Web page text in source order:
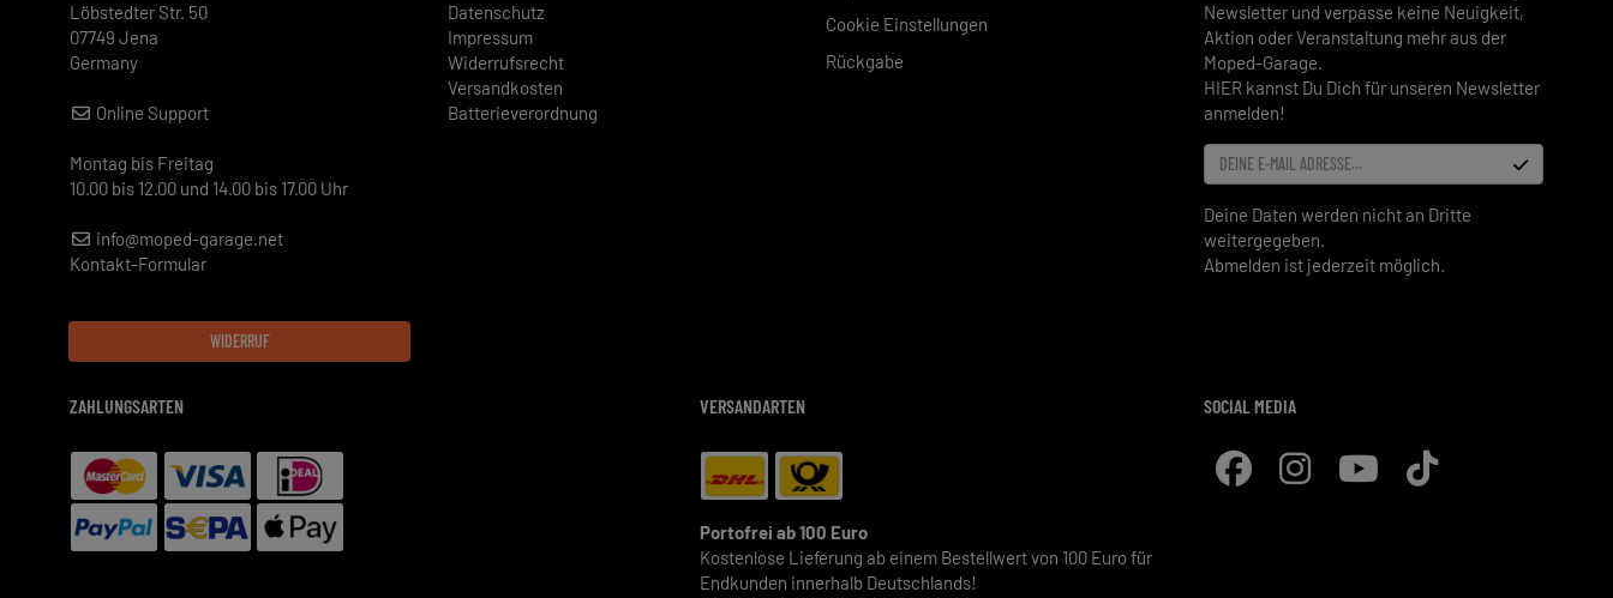
Löbstedter Str. 50
07749 Jena
Germany
Online Support
Montag bis Freitag
10.00 bis 12.00 und 14.00 bis 17.00 Uhr
info@moped-garage.net
Kontakt-Formular
Datenschutz
Impressum
Widerrufsrecht
Versandkosten
Batterieverordnung
Cookie Einstellungen
Rückgabe
Newsletter und verpasse keine Neuigkeit,
Aktion oder Veranstaltung mehr aus der
Moped-Garage.
HIER kannst Du Dich für unseren Newsletter
anmelden!
DEINE E-MAIL ADRESSE...
Deine Daten werden nicht an Dritte
weitergegeben.
Abmelden ist jederzeit möglich.
WIDERRUF
ZAHLUNGSARTEN VERSANDARTEN
Portofrei ab 100 Euro
Kostenlose Lieferung ab einem Bestellwert von 100 Euro für
Endkunden innerhalb Deutschlands!
SOCIAL MEDIA